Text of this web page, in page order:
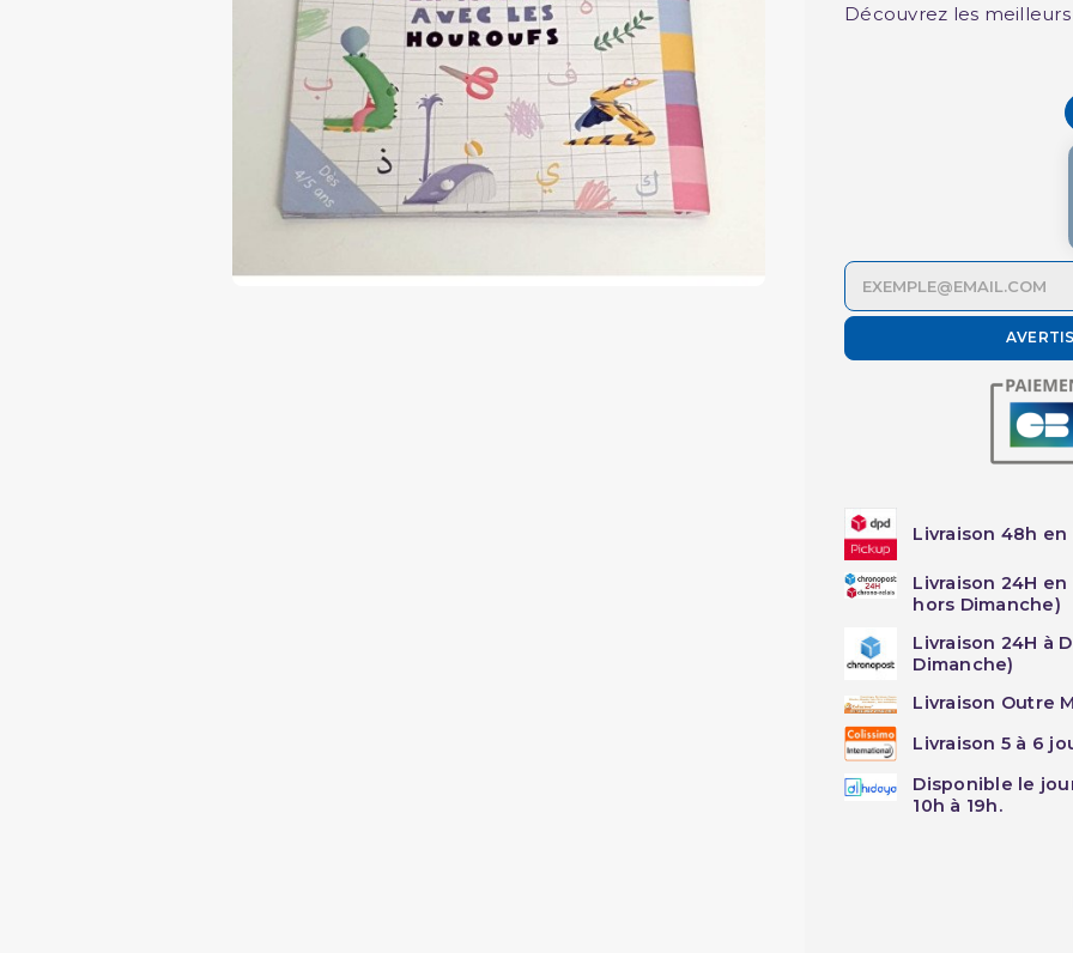
Découvrez les
Livraison 48h en
Livraison 24H
hors Dimanche)
Livraison 24H à
Dimanche)
Livraison Outre
Livraison 5 à 6
Disponible le
10h à 19h.